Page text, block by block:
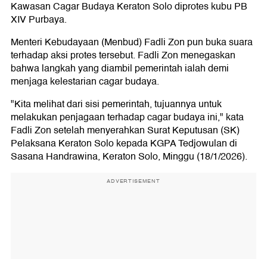
Kawasan Cagar Budaya Keraton Solo diprotes kubu PB
XIV Purbaya.
Menteri Kebudayaan (Menbud) Fadli Zon pun buka suara
terhadap aksi protes tersebut. Fadli Zon menegaskan
bahwa langkah yang diambil pemerintah ialah demi
menjaga kelestarian cagar budaya.
"Kita melihat dari sisi pemerintah, tujuannya untuk
melakukan penjagaan terhadap cagar budaya ini," kata
Fadli Zon setelah menyerahkan Surat Keputusan (SK)
Pelaksana Keraton Solo kepada KGPA Tedjowulan di
Sasana Handrawina, Keraton Solo, Minggu (18/1/2026).
ADVERTISEMENT